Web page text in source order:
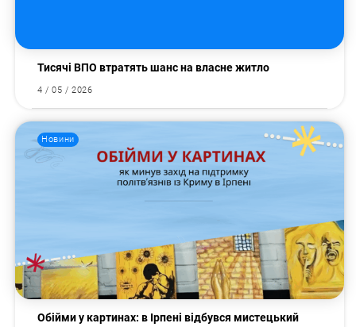
Тисячі ВПО втратять шанс на власне житло
4 / 05 / 2026
Новини
Обійми у картинах: в Ірпені відбувся мистецький